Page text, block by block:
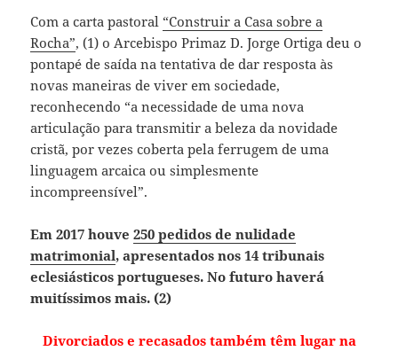
Com a carta pastoral “Construir a Casa sobre a
Rocha”, (1) o Arcebispo Primaz D. Jorge Ortiga deu o
pontapé de saída na tentativa de dar resposta às
novas maneiras de viver em sociedade,
reconhecendo “a necessidade de uma nova
articulação para transmitir a beleza da novidade
cristã, por vezes coberta pela ferrugem de uma
linguagem arcaica ou simplesmente
incompreensível”.
Em 2017 houve250 pedidos de nulidade
matrimonial, apresentados nos 14 tribunais
eclesiásticos portugueses. No futuro haverá
muitíssimos mais. (2)
Divorciados e recasados também têm lugar na